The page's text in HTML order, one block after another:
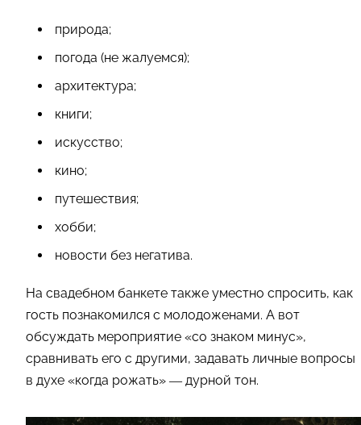
природа;
погода (не жалуемся);
архитектура;
книги;
искусство;
кино;
путешествия;
хобби;
новости без негатива.
На свадебном банкете также уместно спросить, как
гость познакомился с молодоженами. А вот
обсуждать мероприятие «со знаком минус»,
сравнивать его с другими, задавать личные вопросы
в духе «когда рожать» — дурной тон.